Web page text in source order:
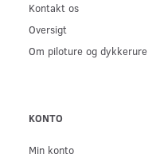
Kontakt os
Oversigt
Om piloture og dykkerure
KONTO
Min konto